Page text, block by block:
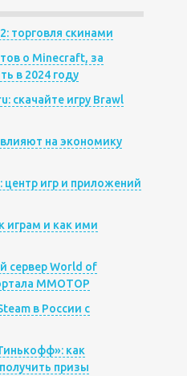
торговля скинами
о Minecraft, за
в 2024 году
скачайте игру Brawl
влияют на экономику
центр игр и приложений
играм и как ими
сервер World of
MMOTOP
в России с
как
призы